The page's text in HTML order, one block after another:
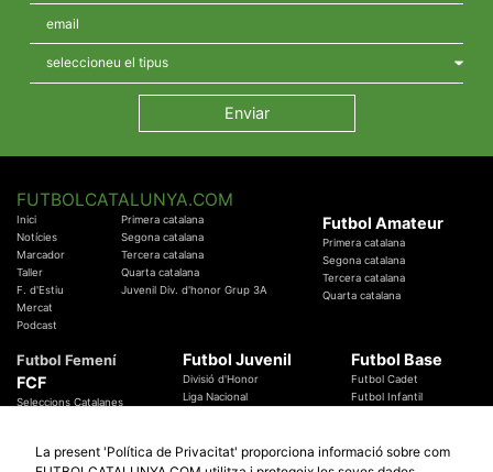
FUTBOLCATALUNYA.COM
Inici
Notícies
Marcador
Taller
F. d'Estiu
Mercat
Podcast
Primera catalana
Segona catalana
Tercera catalana
Quarta catalana
Juvenil Div. d'honor Grup 3A
Futbol Amateur
Primera catalana
Segona catalana
Tercera catalana
Quarta catalana
Futbol Femení
FCF
Seleccions Catalanes
Temes Federatius
Futbol Juvenil
Divisió d'Honor
Liga Nacional
Futbol Base
Futbol Cadet
Futbol Infantil
La present 'Política de Privacitat' proporciona informació sobre com